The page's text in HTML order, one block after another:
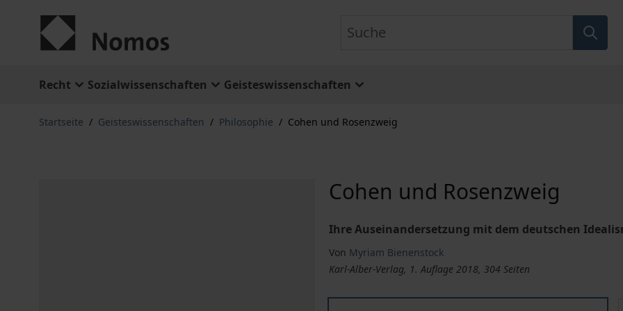
Recht Sozialwissenschaften Geisteswissenschaften
Startseite / Geisteswissenschaften / Philosophie / Cohen und Rosenzweig
Cohen und Rosenzweig
Ihre Auseinandersetzung mit dem deutschen
Von Myriam Bienenstock
Karl-Alber-Verlag, 1. Auflage 2018, 304 Seiten